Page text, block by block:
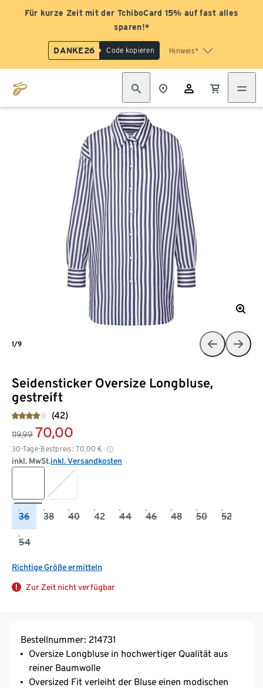
Für kurze Zeit mit der TchiboCard 15% auf fast alles
sparen!*
DANKE26 Code kopieren Hinweis*
Seidensticker Oversize Longbluse,
gestreift
(42)
119,99 70,00
30-Tage-Bestpreis: 70,00 €
inkl. MwSt.inkl. Versandkosten
36 38 40 42 44 46 48 50 52
54
Richtige Größe ermitteln
Zur Zeit nicht verfügbar
1/9
Bestellnummer: 214731
Oversize Longbluse in hochwertiger Qualität aus
reiner Baumwolle
Oversized Fit verleiht der Bluse einen modischen